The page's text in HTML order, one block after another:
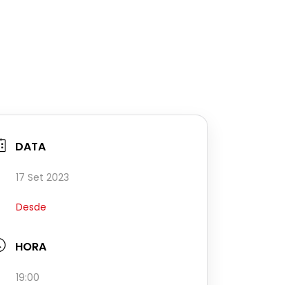
DATA
17 Set 2023
Desde
HORA
19:00